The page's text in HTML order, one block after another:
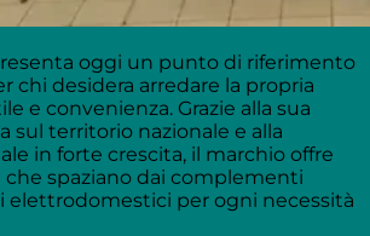
oggi un punto di riferimento
chi desidera arredare la propria
e convenienza. Grazie alla sua
sul territorio nazionale e alla
in forte crescita, il marchio offre
che spaziano dai complementi
elettrodomestici per ogni necessità